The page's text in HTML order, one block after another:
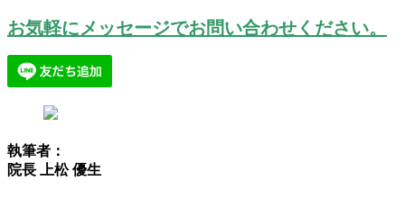
お気軽にメッセージでお問い合わせください。
執筆者：
院長 上松 優生